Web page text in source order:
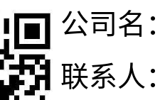
公司名
联系人